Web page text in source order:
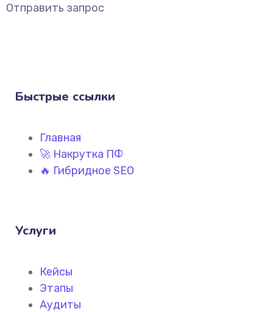
Отправить запрос
Быстрые ссылки
Главная
🚀 Накрутка ПФ
🔥 Гибридное SEO
Услуги
Кейсы
Этапы
Аудиты